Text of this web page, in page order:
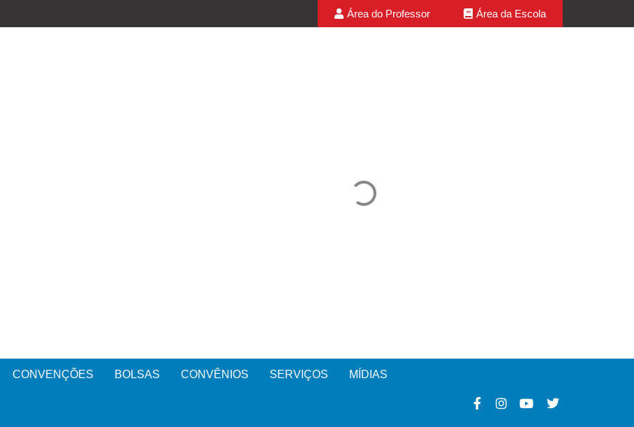
Área do Professor Área da Escola
CONVENÇÕES BOLSAS CONVÊNIOS SERVIÇOS MÍDIAS